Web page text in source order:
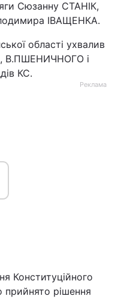
Сюзанну СТАНІК,
ІВАЩЕНКА.
області ухвалив
В.ПШЕНИЧНОГО і
КС.
Реклама
Конституційного
прийнято рішення